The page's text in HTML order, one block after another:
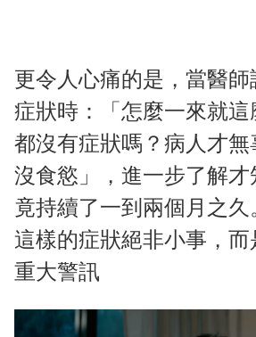
更令人心痛的是，當醫
症狀時：「怎麼一來就
都沒有症狀嗎？病人才無
沒食慾」，進一步了解
竟持續了一到兩個月之久
這樣的症狀絕非小事，而
重大警訊